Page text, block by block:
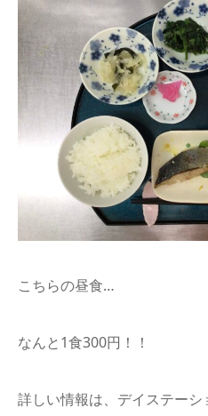
こちらの昼食…
なんと1食300円！！
詳しい情報は、デイステー